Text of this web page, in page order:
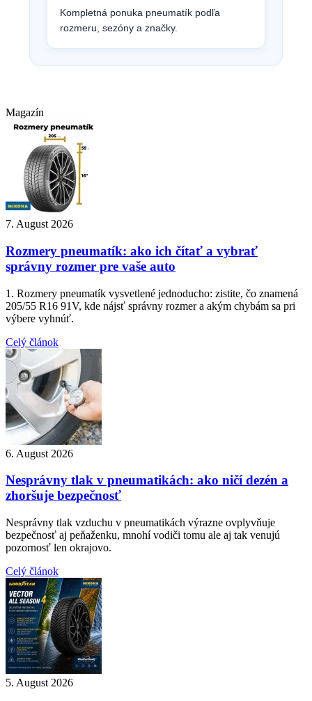
Kompletná ponuka pneumatík podľa
rozmeru, sezóny a značky.
Magazín
7. August 2026
Rozmery pneumatík: ako ich čítať a vybrať
správny rozmer pre vaše auto
1. Rozmery pneumatík vysvetlené jednoducho: zistite, čo znamená
205/55 R16 91V, kde nájsť správny rozmer a akým chybám sa pri
výbere vyhnúť.
Celý článok
6. August 2026
Nesprávny tlak v pneumatikách: ako ničí dezén a
zhoršuje bezpečnosť
Nesprávny tlak vzduchu v pneumatikách výrazne ovplyvňuje
bezpečnosť aj peňaženku, mnohí vodiči tomu ale aj tak venujú
pozornosť len okrajovo.
Celý článok
5. August 2026